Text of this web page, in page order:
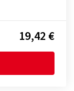
19,42 €